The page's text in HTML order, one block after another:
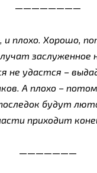
————————
и плохо. Хорошо,
заслуженное
не удастся –
А плохо –
будут
приходит
———————